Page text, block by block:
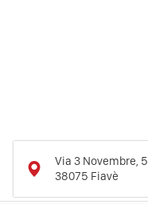
Via 3 Novembre, 53
38075Fiavè